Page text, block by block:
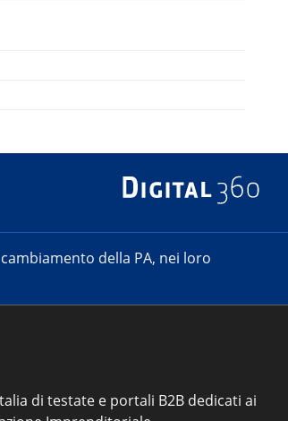
della PA, nei loro
di testate e portali B2B dedicati ai